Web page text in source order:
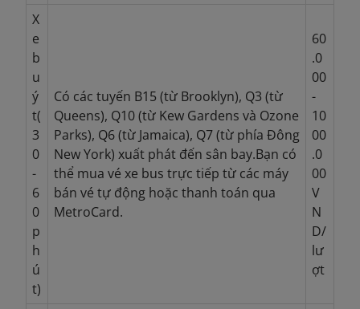
X
e
b
u
ý
t(
3
0
-
6
0
p
h
ú
t)
Có các tuyến B15 (từ Brooklyn), Q3 (từ
Queens), Q10 (từ Kew Gardens và Ozone
Parks), Q6 (từ Jamaica), Q7 (từ phía Đông
New York) xuất phát đến sân bay.Bạn có
thể mua vé xe bus trực tiếp từ các máy
bán vé tự động hoặc thanh toán qua
MetroCard.
60
.0
00
-
10
00
.0
00
V
N
D/
lư
ợt